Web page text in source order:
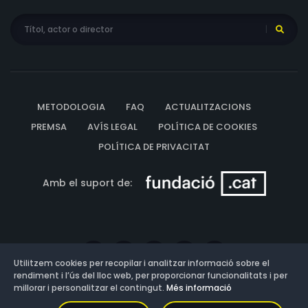
METODOLOGIA FAQ
ACTUALITZACIONS
PREMSA
AVÍS LEGAL
POLÍTICA DE COOKIES
POLÍTICA DE PRIVACITAT
Amb el suport de:
Utilitzem cookies per recopilar i analitzar informació sobre el
rendiment i l’ús del lloc web, per proporcionar funcionalitats i per
millorar i personalitzar el contingut. Més informació